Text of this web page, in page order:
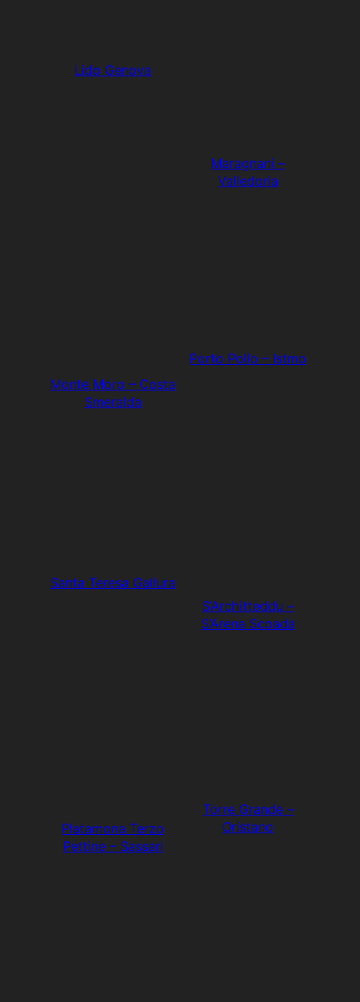
Lido Genova
Maragnani –
Valledoria
Monte Moro – Costa
Smeralda
Porto Pollo – Istmo
Santa Teresa Gallura
S’Architteddu –
S’Arena Scoada
Platamona Terzo
Pettine – Sassari
Torre Grande –
Oristano